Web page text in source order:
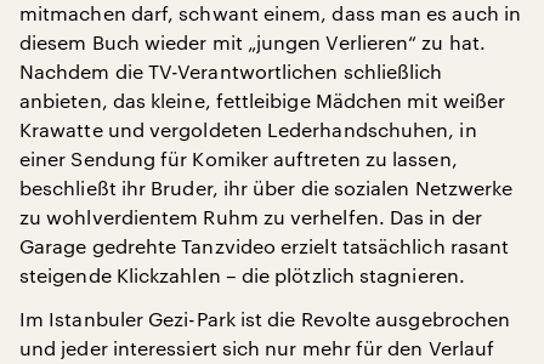
mitmachen darf, schwant einem, dass man es auch in
diesem Buch wieder mit „jungen Verlieren“ zu hat.
Nachdem die TV-Verantwortlichen schließlich
anbieten, das kleine, fettleibige Mädchen mit weißer
Krawatte und vergoldeten Lederhandschuhen, in
einer Sendung für Komiker auftreten zu lassen,
beschließt ihr Bruder, ihr über die sozialen Netzwerke
zu wohlverdientem Ruhm zu verhelfen. Das in der
Garage gedrehte Tanzvideo erzielt tatsächlich rasant
steigende Klickzahlen – die plötzlich stagnieren.
Im Istanbuler Gezi-Park ist die Revolte ausgebrochen
und jeder interessiert sich nur mehr für den Verlauf